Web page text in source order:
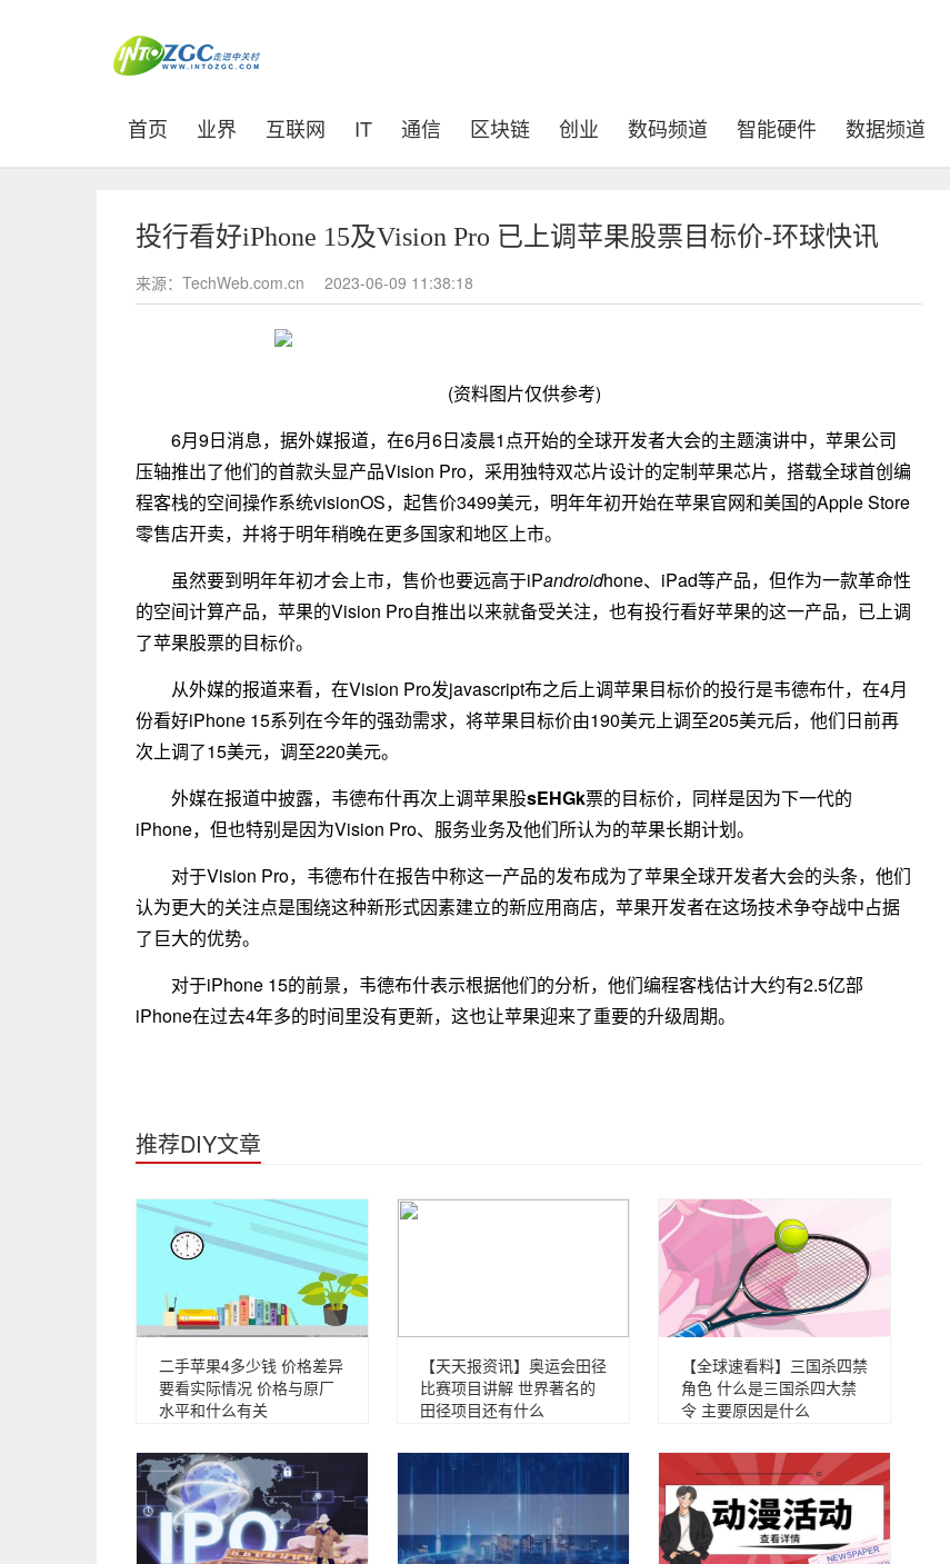
首页 (current)
业界 互联网 IT 通信 区块链 创业 数码频道 智能硬件 数据频道
投行看好iPhone 15及Vision Pro 已上调苹果股票目标价-环球快讯
来源：TechWeb.com.cn 2023-06-09 11:38:18
(资料图片仅供参考)
6月9日消息，据外媒报道，在6月6日凌晨1点开始的全球开发者大会的主题演讲中，苹果公司
压轴推出了他们的首款头显产品Vision Pro，采用独特双芯片设计的定制苹果芯片，搭载全球首创编
程客栈的空间操作系统visionOS，起售价3499美元，明年年初开始在苹果官网和美国的Apple Store
零售店开卖，并将于明年稍晚在更多国家和地区上市。
虽然要到明年年初才会上市，售价也要远高于iPandroidhone、iPad等产品，但作为一款革命性
的空间计算产品，苹果的Vision Pro自推出以来就备受关注，也有投行看好苹果的这一产品，已上调
了苹果股票的目标价。
从外媒的报道来看，在Vision Pro发javascript布之后上调苹果目标价的投行是韦德布什，在4月
份看好iPhone 15系列在今年的强劲需求，将苹果目标价由190美元上调至205美元后，他们日前再
次上调了15美元，调至220美元。
外媒在报道中披露，韦德布什再次上调苹果股sEHGk票的目标价，同样是因为下一代的
iPhone，但也特别是因为Vision Pro、服务业务及他们所认为的苹果长期计划。
对于Vision Pro，韦德布什在报告中称这一产品的发布成为了苹果全球开发者大会的头条，他们
认为更大的关注点是围绕这种新形式因素建立的新应用商店，苹果开发者在这场技术争夺战中占据
了巨大的优势。
对于iPhone 15的前景，韦德布什表示根据他们的分析，他们编程客栈估计大约有2.5亿部
iPhone在过去4年多的时间里没有更新，这也让苹果迎来了重要的升级周期。
推荐DIY文章
二手苹果4多少钱 价格差异
要看实际情况 价格与原厂
水平和什么有关
【天天报资讯】奥运会田径
比赛项目讲解 世界著名的
田径项目还有什么
【全球速看料】三国杀四禁
角色 什么是三国杀四大禁
令 主要原因是什么